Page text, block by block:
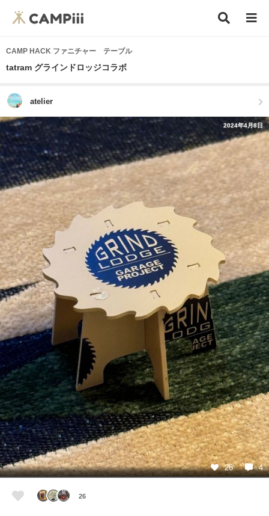
CAMP HACK ファニチャー テーブル
tatram グラインドロッジコラボ
atelier
2024年4月8日
26 4
26